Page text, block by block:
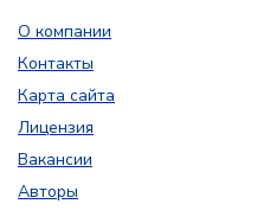
О компании
Контакты
Карта сайта
Лицензия
Вакансии
Авторы